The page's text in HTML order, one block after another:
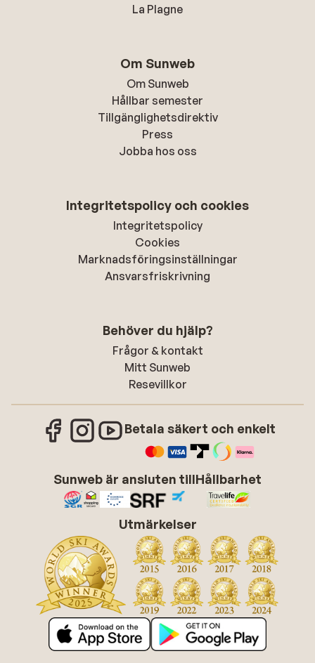
La Plagne
Om Sunweb
Om Sunweb
Hållbar semester
Tillgänglighetsdirektiv
Press
Jobba hos oss
Integritetspolicy och cookies
Integritetspolicy
Cookies
Marknadsföringsinställningar
Ansvarsfriskrivning
Behöver du hjälp?
Frågor & kontakt
Mitt Sunweb
Resevillkor
Betala säkert och enkelt
Sunweb är ansluten tillHållbarhet
Utmärkelser